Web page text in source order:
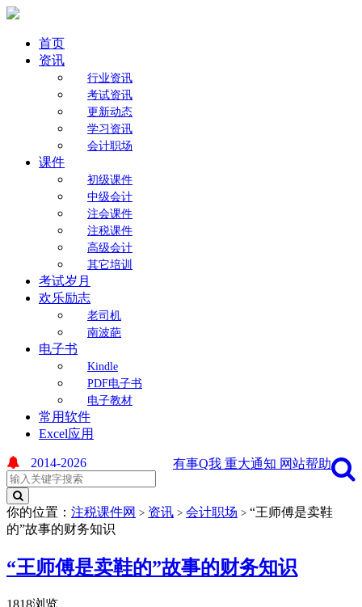
首页
资讯
行业资讯
考试资讯
更新动态
学习资讯
会计职场
课件
初级课件
中级会计
注会课件
注税课件
高级会计
其它培训
考试岁月
欢乐励志
老司机
南波葩
电子书
Kindle
PDF电子书
电子教材
常用软件
Excel应用
有事Q我 重大通知 网站帮助
2014-2026
你的位置： 注税课件网 > 资讯 > 会计职场 > “王师傅是卖鞋
的”故事的财务知识
“王师傅是卖鞋的”故事的财务知识
1818浏览